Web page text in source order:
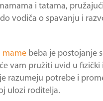
i tatama,
vodiča o spavanju i
mame beba je postojanje
vam pružiti uvid u
razumeju potrebe i
ulozi roditelja.